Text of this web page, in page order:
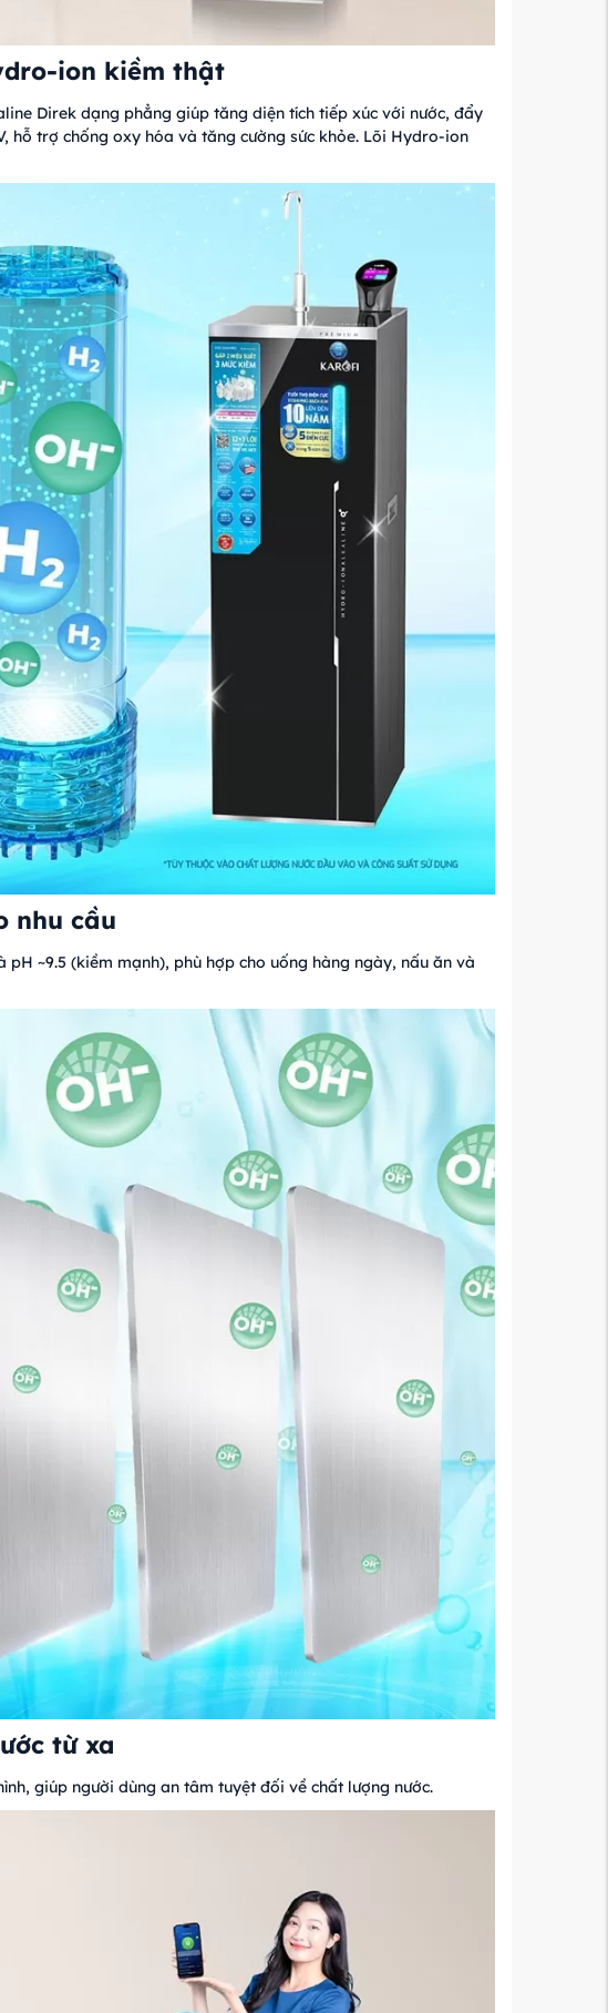
ion kiềm thật
Direk dạng phẳng giúp tăng diện tích tiếp xúc với nước, đẩy
hỗ trợ chống oxy hóa và tăng cường sức khỏe. Lõi Hydro-ion
nhu cầu
~9.5 (kiềm mạnh), phù hợp cho uống hàng ngày, nấu ăn và
từ xa
giúp người dùng an tâm tuyệt đối về chất lượng nước.